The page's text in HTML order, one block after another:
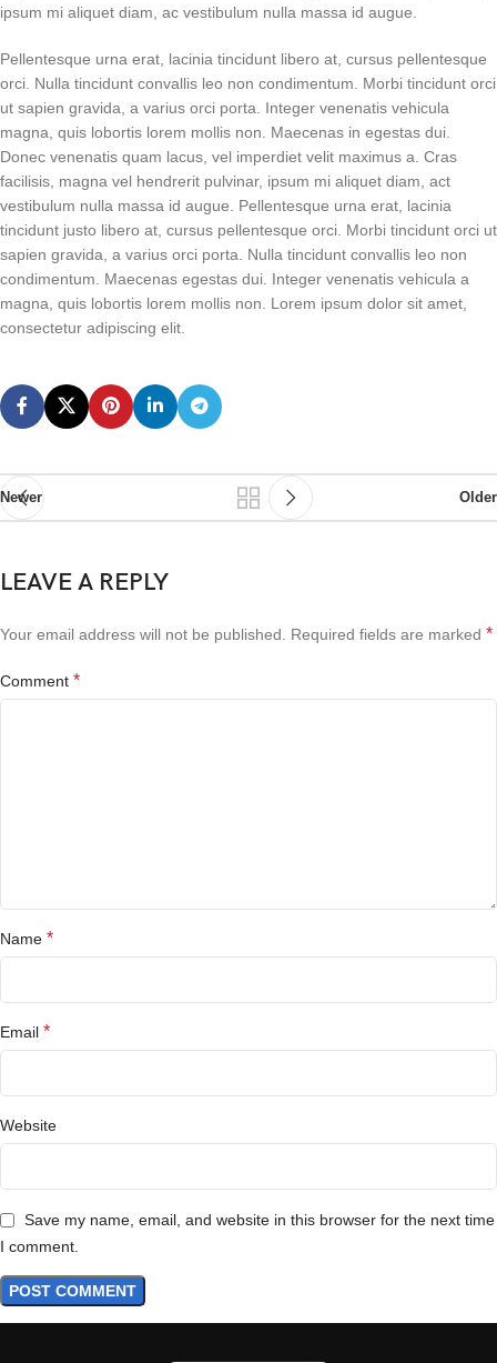
ipsum mi aliquet diam, ac vestibulum nulla massa id augue.
Pellentesque urna erat, lacinia tincidunt libero at, cursus pellentesque
orci. Nulla tincidunt convallis leo non condimentum. Morbi tincidunt orci
ut sapien gravida, a varius orci porta. Integer venenatis vehicula
magna, quis lobortis lorem mollis non. Maecenas in egestas dui.
Donec venenatis quam lacus, vel imperdiet velit maximus a. Cras
facilisis, magna vel hendrerit pulvinar, ipsum mi aliquet diam, act
vestibulum nulla massa id augue. Pellentesque urna erat, lacinia
tincidunt justo libero at, cursus pellentesque orci. Morbi tincidunt orci ut
sapien gravida, a varius orci porta. Nulla tincidunt convallis leo non
condimentum. Maecenas egestas dui. Integer venenatis vehicula a
magna, quis lobortis lorem mollis non. Lorem ipsum dolor sit amet,
consectetur adipiscing elit.
Newer Older
LEAVE A REPLY
Your email address will not be published. Required fields are marked *
Comment *
Name *
Email *
Website
Save my name, email, and website in this browser for the next time
I comment.